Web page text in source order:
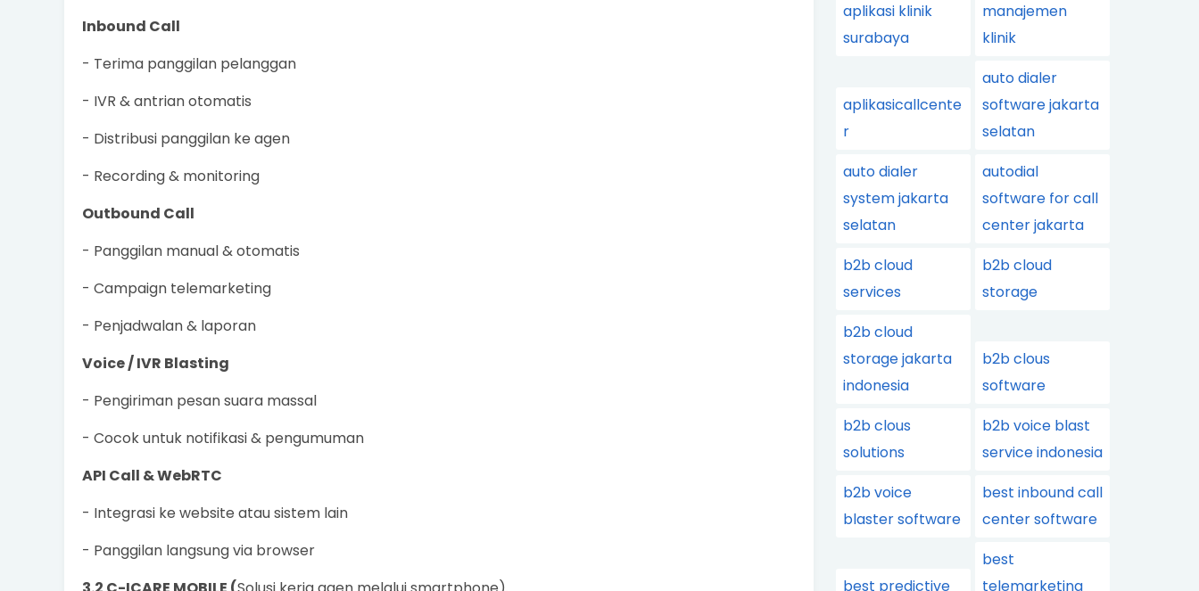
Inbound Call
- Terima panggilan pelanggan
- IVR & antrian otomatis
- Distribusi panggilan ke agen
- Recording & monitoring
Outbound Call
- Panggilan manual & otomatis
- Campaign telemarketing
- Penjadwalan & laporan
Voice / IVR Blasting
- Pengiriman pesan suara massal
- Cocok untuk notifikasi & pengumuman
API Call & WebRTC
- Integrasi ke website atau sistem lain
- Panggilan langsung via browser
aplikasi klinik
surabaya
manajemen
klinik
aplikasicallcente
r
auto dialer
software jakarta
selatan
auto dialer
system jakarta
selatan
autodial
software for call
center jakarta
b2b cloud
services
b2b cloud
storage
b2b cloud
storage jakarta
indonesia
b2b clous
software
b2b clous
solutions
b2b voice blast
service indonesia
b2b voice
blaster software
best inbound call
center software
best predictive
best
telemarketing